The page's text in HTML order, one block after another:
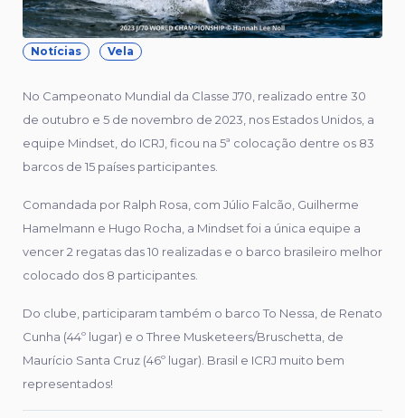
Notícias Vela
No Campeonato Mundial da Classe J70, realizado entre 30
de outubro e 5 de novembro de 2023, nos Estados Unidos, a
equipe Mindset, do ICRJ, ficou na 5ª colocação dentre os 83
barcos de 15 países participantes.
Comandada por Ralph Rosa, com Júlio Falcão, Guilherme
Hamelmann e Hugo Rocha, a Mindset foi a única equipe a
vencer 2 regatas das 10 realizadas e o barco brasileiro melhor
colocado dos 8 participantes.
Do clube, participaram também o barco To Nessa, de Renato
Cunha (44º lugar) e o Three Musketeers/Bruschetta, de
Maurício Santa Cruz (46º lugar). Brasil e ICRJ muito bem
representados!